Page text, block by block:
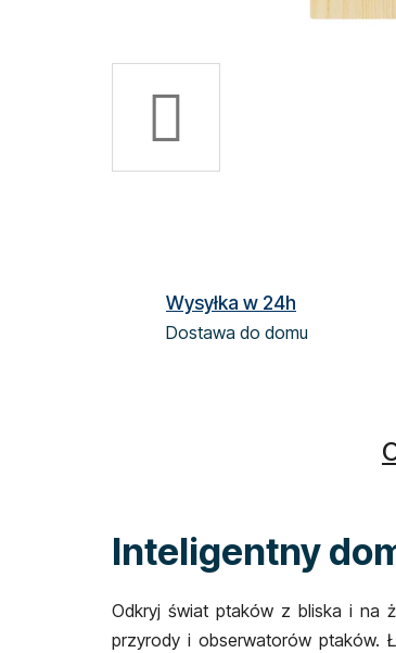
Wysyłka w 24h
Dostawa do domu
Inteligentny
Odkryj świat ptaków z bliska i na
przyrody i obserwatorów ptaków.